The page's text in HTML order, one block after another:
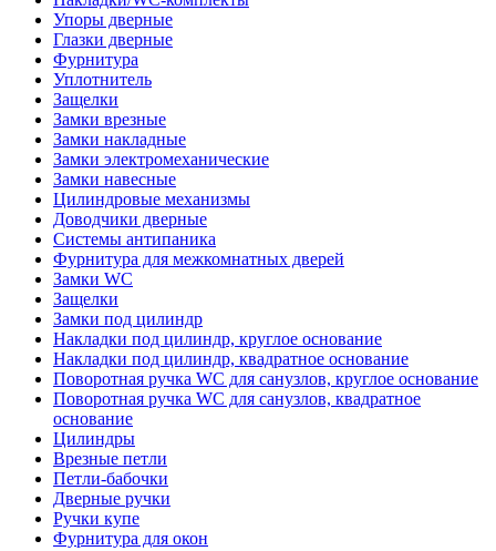
Упоры дверные
Глазки дверные
Фурнитура
Уплотнитель
Защелки
Замки врезные
Замки накладные
Замки электромеханические
Замки навесные
Цилиндровые механизмы
Доводчики дверные
Системы антипаника
Фурнитура для межкомнатных дверей
Замки WC
Защелки
Замки под цилиндр
Накладки под цилиндр, круглое основание
Накладки под цилиндр, квадратное основание
Поворотная ручка WC для санузлов, круглое основание
Поворотная ручка WC для санузлов, квадратное
основание
Цилиндры
Врезные петли
Петли-бабочки
Дверные ручки
Ручки купе
Фурнитура для окон